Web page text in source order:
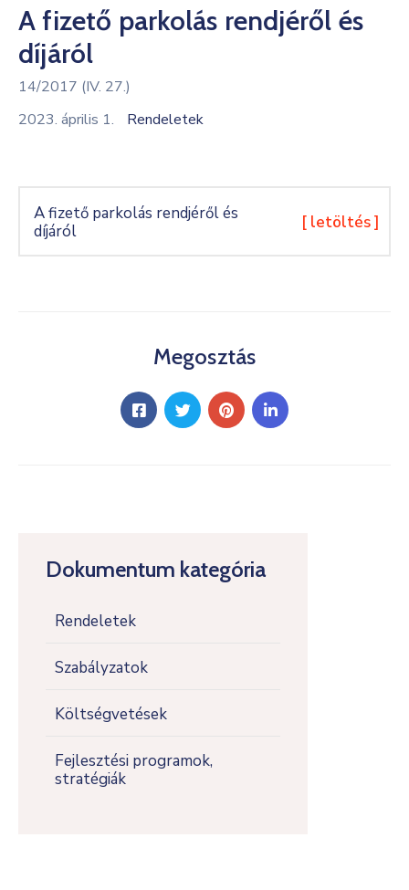
Kultúra
Keresés
Dokumentum kategória
Rendeletek
Szabályzatok
Költségvetések
Fejlesztési programok,
stratégiák
A fizető parkolás rendjéről és
díjáról
14/2017 (IV. 27.)
2023. április 1.
Rendeletek
A fizető parkolás rendjéről és
díjáról
[ letöltés ]
Megosztás